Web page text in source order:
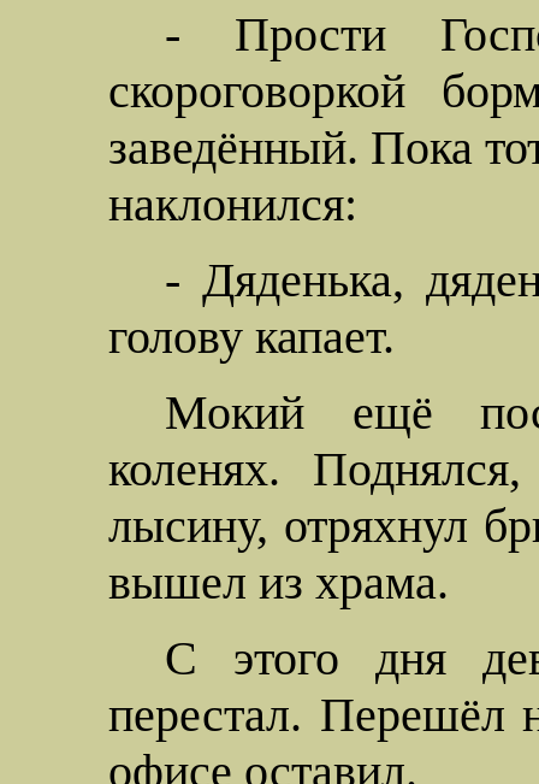
- Прости
скороговоркой
заведённый. Пока
наклонился:
- Дяденька,
голову капает.
Мокий ещё
коленях.
лысину, отряхнул
вышел из храма.
С этого дня
перестал. Перешёл
офисе оставил.